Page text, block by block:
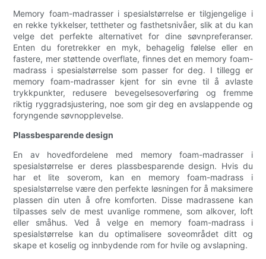
Memory foam-madrasser i spesialstørrelse er tilgjengelige i
en rekke tykkelser, tettheter og fasthetsnivåer, slik at du kan
velge det perfekte alternativet for dine søvnpreferanser.
Enten du foretrekker en myk, behagelig følelse eller en
fastere, mer støttende overflate, finnes det en memory foam-
madrass i spesialstørrelse som passer for deg. I tillegg er
memory foam-madrasser kjent for sin evne til å avlaste
trykkpunkter, redusere bevegelsesoverføring og fremme
riktig ryggradsjustering, noe som gir deg en avslappende og
foryngende søvnopplevelse.
Plassbesparende design
En av hovedfordelene med memory foam-madrasser i
spesialstørrelse er deres plassbesparende design. Hvis du
har et lite soverom, kan en memory foam-madrass i
spesialstørrelse være den perfekte løsningen for å maksimere
plassen din uten å ofre komforten. Disse madrassene kan
tilpasses selv de mest uvanlige rommene, som alkover, loft
eller småhus. Ved å velge en memory foam-madrass i
spesialstørrelse kan du optimalisere soveområdet ditt og
skape et koselig og innbydende rom for hvile og avslapning.